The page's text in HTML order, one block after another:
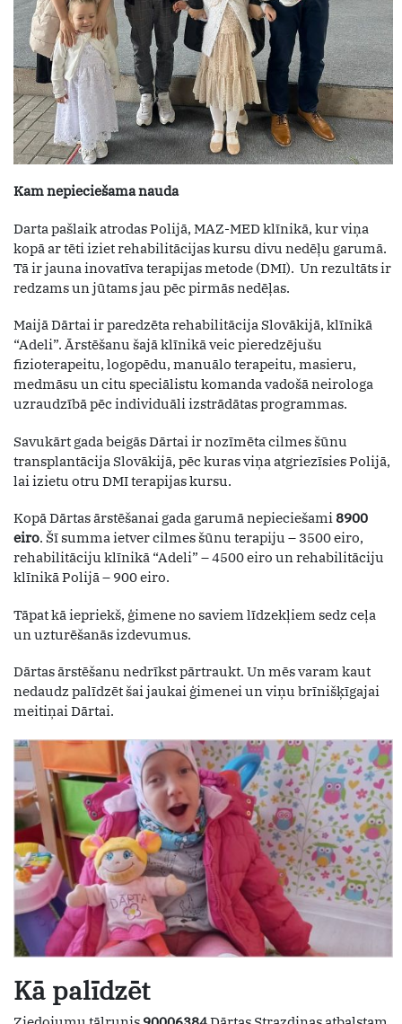
Kam nepieciešama nauda
Darta pašlaik atrodas Polijā, MAZ-MED klīnikā, kur viņa
kopā ar tēti iziet rehabilitācijas kursu divu nedēļu garumā.
Tā ir jauna inovatīva terapijas metode (DMI). Un rezultāts ir
redzams un jūtams jau pēc pirmās nedēļas.
Maijā Dārtai ir paredzēta rehabilitācija Slovākijā, klīnikā
“Adeli”. Ārstēšanu šajā klīnikā veic pieredzējušu
fizioterapeitu, logopēdu, manuālo terapeitu, masieru,
medmāsu un citu speciālistu komanda vadošā neirologa
uzraudzībā pēc individuāli izstrādātas programmas.
Savukārt gada beigās Dārtai ir nozīmēta cilmes šūnu
transplantācija Slovākijā, pēc kuras viņa atgriezīsies Polijā,
lai izietu otru DMI terapijas kursu.
Kopā Dārtas ārstēšanai gada garumā nepieciešami 8900
eiro. Šī summa ietver cilmes šūnu terapiju – 3500 eiro,
rehabilitāciju klīnikā “Adeli” – 4500 eiro un rehabilitāciju
klīnikā Polijā – 900 eiro.
Tāpat kā iepriekš, ģimene no saviem līdzekļiem sedz ceļa
un uzturēšanās izdevumus.
Dārtas ārstēšanu nedrīkst pārtraukt. Un mēs varam kaut
nedaudz palīdzēt šai jaukai ģimenei un viņu brīnišķīgajai
meitiņai Dārtai.
Kā palīdzēt